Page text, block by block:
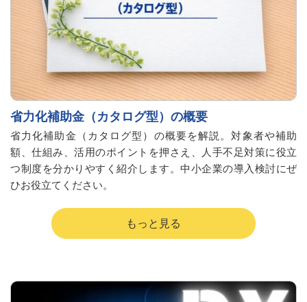
省力化補助金（カタログ型）の概要
省力化補助金（カタログ型）の概要を解説。対象者や補助
額、仕組み、活用のポイントを押さえ、人手不足対策に役立
つ制度を分かりやすく紹介します。中小企業の導入検討にぜ
ひお役立てください。